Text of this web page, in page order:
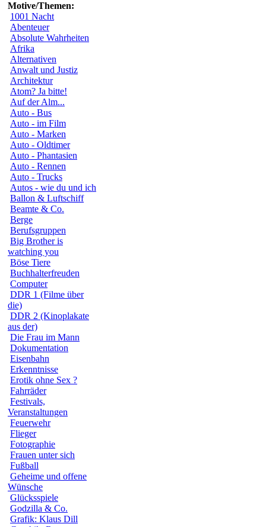
Motive/Themen:
1001 Nacht
Abenteuer
Absolute Wahrheiten
Afrika
Alternativen
Anwalt und Justiz
Architektur
Atom? Ja bitte!
Auf der Alm...
Auto - Bus
Auto - im Film
Auto - Marken
Auto - Oldtimer
Auto - Phantasien
Auto - Rennen
Auto - Trucks
Autos - wie du und ich
Ballon & Luftschiff
Beamte & Co.
Berge
Berufsgruppen
Big Brother is
watching you
Böse Tiere
Buchhalterfreuden
Computer
DDR 1 (Filme über
die)
DDR 2 (Kinoplakate
aus der)
Die Frau im Mann
Dokumentation
Eisenbahn
Erkenntnisse
Erotik ohne Sex ?
Fahrräder
Festivals,
Veranstaltungen
Feuerwehr
Flieger
Fotographie
Frauen unter sich
Fußball
Geheime und offene
Wünsche
Glücksspiele
Godzilla & Co.
Grafik: Klaus Dill